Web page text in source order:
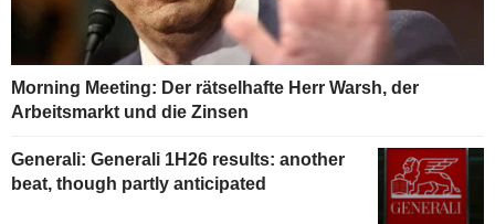
Morning Meeting: Der rätselhafte Herr Warsh, der
Arbeitsmarkt und die Zinsen
Generali: Generali 1H26 results: another
beat, though partly anticipated